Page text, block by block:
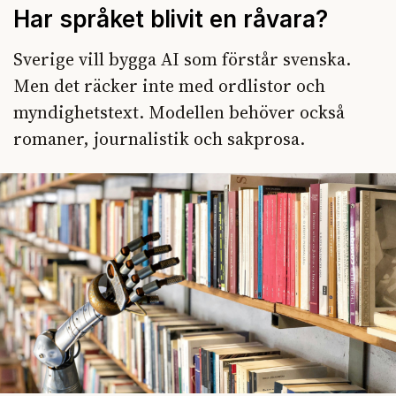
Har språket blivit en råvara?
Sverige vill bygga AI som förstår svenska.
Men det räcker inte med ordlistor och
myndighetstext. Modellen behöver också
romaner, journalistik och sakprosa.